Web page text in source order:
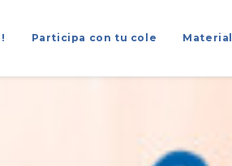
Participa con tu cole